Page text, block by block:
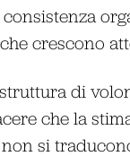
crescono
di
che la
si